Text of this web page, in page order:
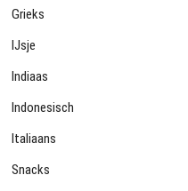
Grieks
IJsje
Indiaas
Indonesisch
Italiaans
Snacks